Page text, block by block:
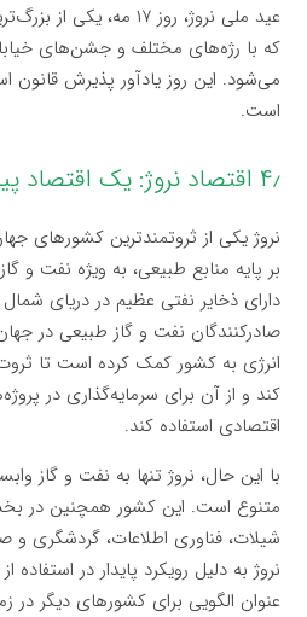
عید ملی نروژ، روز ۱۷
که با رژه‌های مختلف و جشن‌های
است.
۴٫ اقتصاد نروژ: یک اقتصاد پیشرفته و پایدار
نروژ یکی از ثروتمندترین کشورهای
بر پایه منابع طبیعی، به ویژه نفت و
دارای ذخایر نفتی عظیم در دریای
صادرکنندگان نفت و گاز طبیعی در
انرژی به کشور کمک کرده است تا
کند و از آن برای سرمایه‌گذاری در
اقتصادی استفاده کند.
با این حال، نروژ تنها به نفت و گاز
متنوع است. این کشور همچنین در
شیلات، فناوری اطلاعات، گردشگری و
نروژ به دلیل رویکرد پایدار در استفاده
عنوان الگویی برای کشورهای دیگر در